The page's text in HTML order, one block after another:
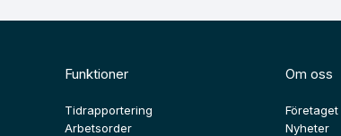
Funktioner
Tidrapportering
Arbetsorder
Om oss
Företaget
Nyheter